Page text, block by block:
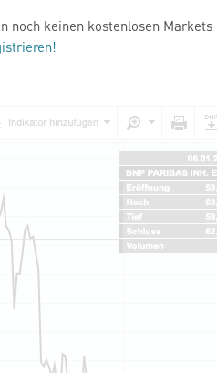
noch keinen kostenlosen Markets